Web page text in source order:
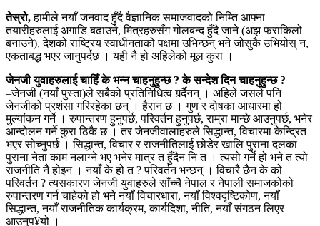
तेस्रो,हामीले नयाँ जनवाद हुँदै वैज्ञानिक समाजवादको निम्ति आफ्ना
तयारीहरुलाई अगाडि बढाउने, मित्रहरुसँग गोलबन्द हुँदै जाने (अझ फराकिलो
बनाउने), देशको राष्ट्रिय स्वाधीनताको पक्षमा उभिन्छन् भने जोसुकै उभियोस् न,
एकताबद्ध भएर जानुपर्दछ । यही नै हो अहिलेको मूल कुरा ।
जेनजी युवाहरुलाई चाहिँ के भन्न चाहनुहुन्छ ? के सन्देश दिन चाहनुहुन्छ ?
–जेनजी (नयाँ पुस्ता)ले सबैको प्रतिनिधित्व गर्र्दैनन् । अहिले जसले पनि
जेनजीको प्रशंसा गरिरहेका छन् । हैरान छ । गुण र दोषका आधारमा हो
मुल्यांकन गर्ने । रुपान्तरण हुनुपर्छ, परिवर्तन हुनुपर्छ, राम्रा मान्छे आउनुपर्छ, भनेर
आन्दोलन गर्ने कुरा ठिकै छ । तर जेनजीवालाहरुले सिद्धान्त, विचारमा केन्द्रित
भएर सोच्नुपर्छ । सिद्धान्त, विचार र राजनीतिलाई छोडेर खालि पुराना दलका
पुराना नेता काम नलाग्ने भए भनेर मात्र त हुँदैन नि त । त्यसो गर्ने हो भने त त्यो
राजनीति नै होइन । नयाँ के हो त ? परिवर्तन भन्छन् । विचारै छैन के को
परिवर्तन ? त्यसकारण जेनजी युवाहरुले साँच्चै नेपाल र नेपाली समाजकोको
रुपान्तरण गर्न चाहेको हो भने नयाँ विचारधारा, नयाँ विश्वदृष्टिकोण, नयाँ
सिद्धान्त, नयाँ राजनीतिक कार्यक्रम, कार्यदिशा, नीति, नयाँ संगठन लिएर
आउनुप¥यो ।